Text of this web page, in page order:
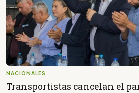
NACIONALES
Transportistas cancelan el